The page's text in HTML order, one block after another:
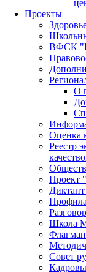
Проекты
ВФСК
О
Оценка
Реестр
Проект
Школа
Совет